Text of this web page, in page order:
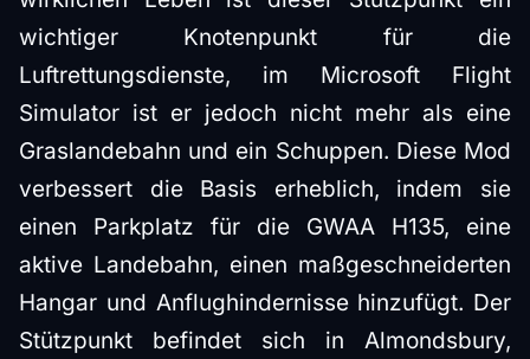
wichtiger Knotenpunkt für die
Luftrettungsdienste, im Microsoft Flight
Simulator ist er jedoch nicht mehr als eine
Graslandebahn und ein Schuppen. Diese Mod
verbessert die Basis erheblich, indem sie
einen Parkplatz für die GWAA H135, eine
aktive Landebahn, einen maßgeschneiderten
Hangar und Anflughindernisse hinzufügt. Der
Stützpunkt befindet sich in Almondsbury,